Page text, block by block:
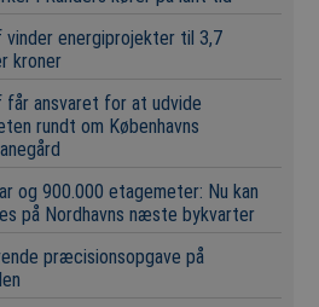
vinder energiprojekter til 3,7
kroner
får ansvaret for at udvide
rundt om Københavns
og 900.000 etagemeter: Nu kan
på Nordhavns næste bykvarter
præcisionsopgave på